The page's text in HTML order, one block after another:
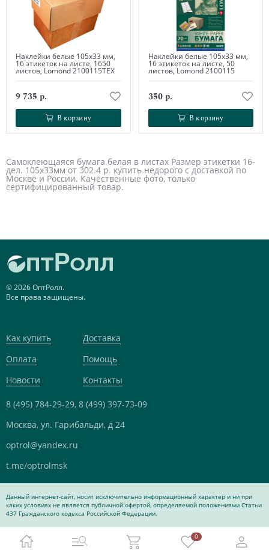
Наклейки белые 105х33 мм,
16 этикеток на листе, 1650
листов, Lomond 2100115ТЕХ
9 735 р.
В корзину
В корзину
Наклейки белые 105х33 мм,
16 этикеток на листе, 50
листов, Lomond 2100115
350 р.
В корзину
В корзину
Самоклеющаяся бумага белая в листах Размер этикетки 16-
дел. 105х33мм от 302.4 р. купить недорого с доставкой по
Москве и России. Качественные фото, только
сертифицированный товар.
0
© 2026 ОптРолл.
Все права защищены.
Как купить
Доставка
Оплата
Помощь
Новости
Контакты
8 (495) 784-29-29, 8 (499) 397-73-09
Москва, ул. Гарибальди, д 24
optrol@yandex.ru
t.me/optrolmsk
Данный интернет-сайт, носит исключительно информационный характер и ни при
каких условиях не является публичной офертой, определяемой положениями Статьи
437 Гражданского кодекса Российской Федерации.